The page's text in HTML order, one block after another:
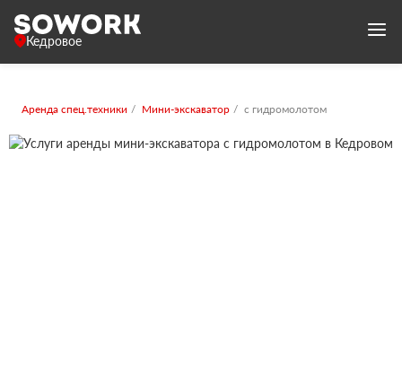
Кедровое
Аренда спец.техники Мини-экскаватор с гидромолотом